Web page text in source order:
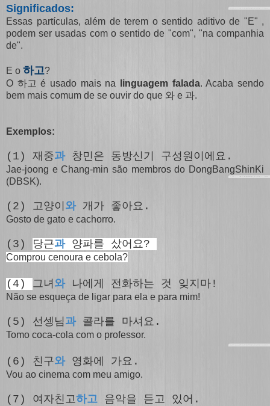
Significados:
Essas partículas, além de terem o sentido aditivo de "E" ,
podem ser usadas com o sentido de "com", "na companhia
de".
E o 하고?
O 하고 é usado mais na
linguagem falada. Acaba sendo
bem mais comum de se ouvir do que 와 e 과.
Exemplos:
(1) 재중과창민은 동방신기 구성원이에요.
Jae-joong e Chang-min são membros do DongBangShinKi
(DBSK).
(2) 고양이 와개가 좋아요.
Gosto de gato e cachorro.
(3) 당근과양파를 샀어요?
Comprou cenoura e cebola?
(4) 그녀 와나에게 전화하는 것 잊지마!
Não se esqueça de ligar para ela e para mim!
(5) 선셍님 과콜라를 마셔요.
Tomo coca-cola com o professor.
(6) 친구와영화에 가요.
Vou ao cinema com meu amigo.
(7) 여자친고하고 음악을 듣고 있어.